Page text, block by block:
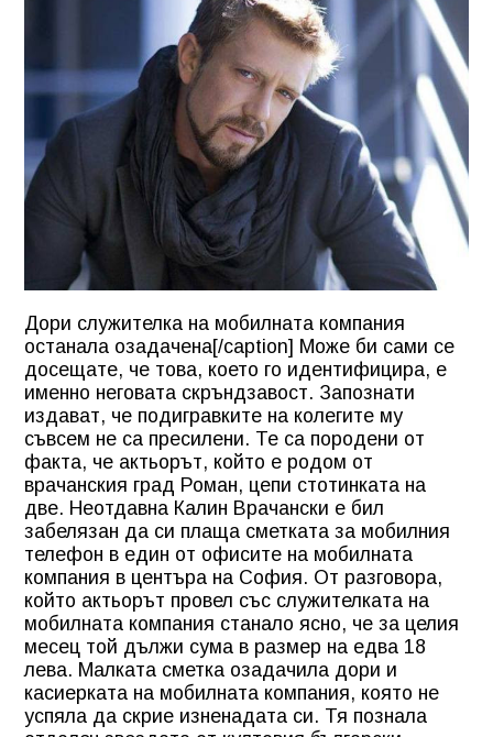
Дори служителка на мобилната компания
останала озадачена[/caption] Може би сами се
досещате, че това, което го идентифицира, е
именно неговата скръндзавост. Запознати
издават, че подигравките на колегите му
съвсем не са пресилени. Те са породени от
факта, че актьорът, който е родом от
врачанския град Роман, цепи стотинката на
две. Неотдавна Калин Врачански е бил
забелязан да си плаща сметката за мобилния
телефон в един от офисите на мобилната
компания в центъра на София. От разговора,
който актьорът провел със служителката на
мобилната компания станало ясно, че за целия
месец той дължи сума в размер на едва 18
лева. Малката сметка озадачила дори и
касиерката на мобилната компания, която не
успяла да скрие изненадата си. Тя познала